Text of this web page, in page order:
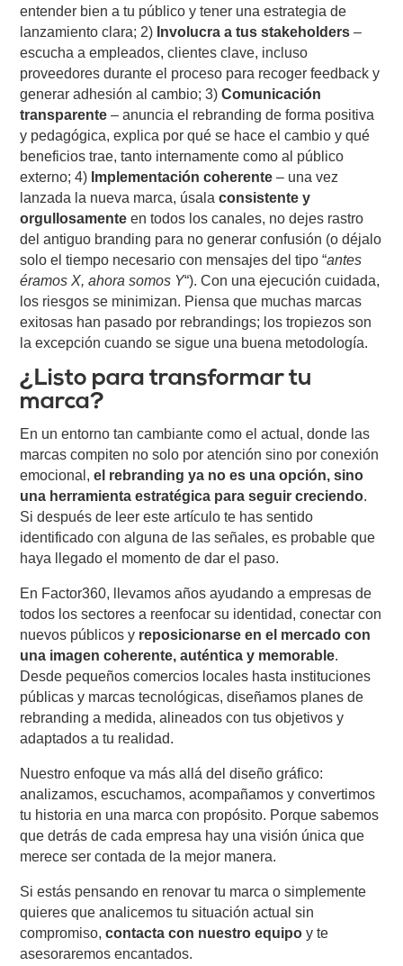
entender bien a tu público y tener una estrategia de
lanzamiento clara; 2) Involucra a tus stakeholders –
escucha a empleados, clientes clave, incluso
proveedores durante el proceso para recoger feedback y
generar adhesión al cambio; 3)Comunicación
transparente – anuncia el rebranding de forma positiva
y pedagógica, explica por qué se hace el cambio y qué
beneficios trae, tanto internamente como al público
externo; 4) Implementación coherente – una vez
lanzada la nueva marca, úsalaconsistente y
orgullosamente en todos los canales, no dejes rastro
del antiguo branding para no generar confusión (o déjalo
solo el tiempo necesario con mensajes del tipo “antes
éramos X, ahora somos Y“). Con una ejecución cuidada,
los riesgos se minimizan. Piensa que muchas marcas
exitosas han pasado por rebrandings; los tropiezos son
la excepción cuando se sigue una buena metodología.
¿Listo para transformar tu
marca?
En un entorno tan cambiante como el actual, donde las
marcas compiten no solo por atención sino por conexión
emocional,el rebranding ya no es una opción, sino
una herramienta estratégica para seguir creciendo.
Si después de leer este artículo te has sentido
identificado con alguna de las señales, es probable que
haya llegado el momento de dar el paso.
En Factor360, llevamos años ayudando a empresas de
todos los sectores a reenfocar su identidad, conectar con
nuevos públicos y reposicionarse en el mercado con
una imagen coherente, auténtica y memorable.
Desde pequeños comercios locales hasta instituciones
públicas y marcas tecnológicas, diseñamos planes de
rebranding a medida, alineados con tus objetivos y
adaptados a tu realidad.
Nuestro enfoque va más allá del diseño gráfico:
analizamos, escuchamos, acompañamos y convertimos
tu historia en una marca con propósito. Porque sabemos
que detrás de cada empresa hay una visión única que
merece ser contada de la mejor manera.
Si estás pensando en renovar tu marca o simplemente
quieres que analicemos tu situación actual sin
compromiso,contacta con nuestro equipo y te
asesoraremos encantados.